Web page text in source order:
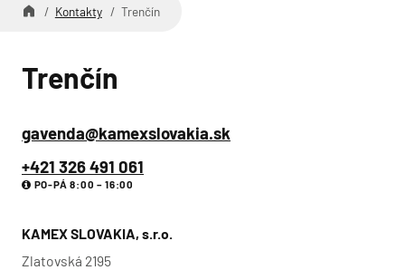
Kontakty Trenčín
Trenčín
gavenda@kamexslovakia.sk
+421 326 491 061
PO-PÁ 8:00 – 16:00
KAMEX SLOVAKIA, s.r.o.
Zlatovská 2195